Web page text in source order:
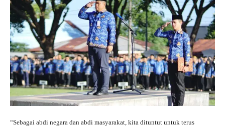
“Sebagai abdi negara dan abdi masyarakat, kita dituntut untuk terus